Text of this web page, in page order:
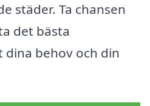
städer. Ta chansen
det bästa
behov och din